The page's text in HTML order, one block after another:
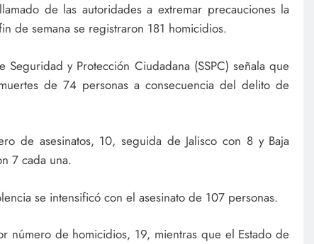
de las autoridades a extremar precauciones la
de semana se registraron 181 homicidios.
y Protección Ciudadana (SSPC) señala que
de 74 personas a consecuencia del delito de
de asesinatos, 10, seguida de Jalisco con 8 y Baja
7 cada una.
se intensificó con el asesinato de 107 personas.
número de homicidios, 19, mientras que el Estado de